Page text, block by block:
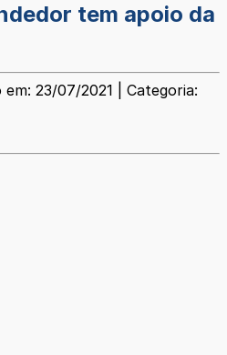
tem apoio da
23/07/2021 | Categoria: